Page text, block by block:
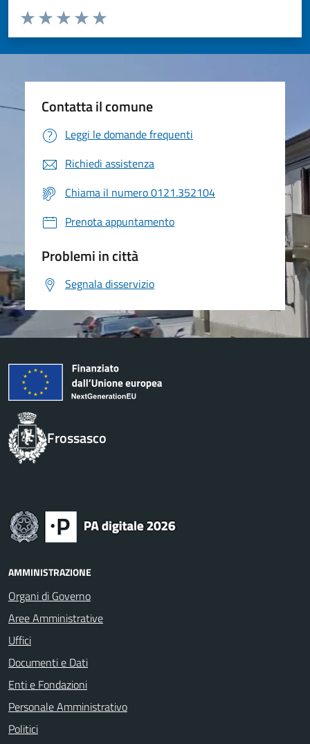
Valuta da 1 a 5 stelle la pagina
Valuta 5 stelle su 5
Valuta 4 stelle su 5
Valuta 3 stelle su 5
Valuta 2 stelle su 5
Valuta 1 stelle su 5
Contatta il comune
Leggi le domande frequenti
Richiedi assistenza
Chiama il numero 0121.352104
Prenota appuntamento
Problemi in città
Segnala disservizio
Frossasco
AMMINISTRAZIONE
Organi di Governo
Aree Amministrative
Uffici
Documenti e Dati
Enti e Fondazioni
Personale Amministrativo
Politici